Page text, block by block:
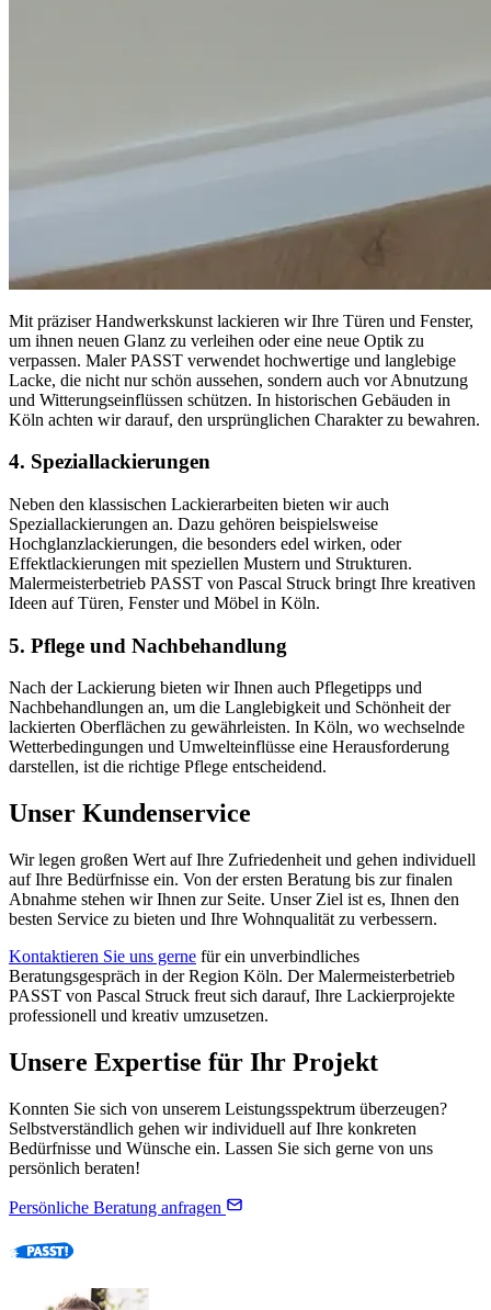
Mit präziser Handwerkskunst lackieren wir Ihre Türen und Fenster,
um ihnen neuen Glanz zu verleihen oder eine neue Optik zu
verpassen. Maler PASST verwendet hochwertige und langlebige
Lacke, die nicht nur schön aussehen, sondern auch vor Abnutzung
und Witterungseinflüssen schützen. In historischen Gebäuden in
Köln achten wir darauf, den ursprünglichen Charakter zu bewahren.
4. Speziallackierungen
Neben den klassischen Lackierarbeiten bieten wir auch
Speziallackierungen an. Dazu gehören beispielsweise
Hochglanzlackierungen, die besonders edel wirken, oder
Effektlackierungen mit speziellen Mustern und Strukturen.
Malermeisterbetrieb PASST von Pascal Struck bringt Ihre kreativen
Ideen auf Türen, Fenster und Möbel in Köln.
5. Pflege und Nachbehandlung
Nach der Lackierung bieten wir Ihnen auch Pflegetipps und
Nachbehandlungen an, um die Langlebigkeit und Schönheit der
lackierten Oberflächen zu gewährleisten. In Köln, wo wechselnde
Wetterbedingungen und Umwelteinflüsse eine Herausforderung
darstellen, ist die richtige Pflege entscheidend.
Unser Kundenservice
Wir legen großen Wert auf Ihre Zufriedenheit und gehen individuell
auf Ihre Bedürfnisse ein. Von der ersten Beratung bis zur finalen
Abnahme stehen wir Ihnen zur Seite. Unser Ziel ist es, Ihnen den
besten Service zu bieten und Ihre Wohnqualität zu verbessern.
Kontaktieren Sie uns gerne für ein unverbindliches
Beratungsgespräch in der Region Köln. Der Malermeisterbetrieb
PASST von Pascal Struck freut sich darauf, Ihre Lackierprojekte
professionell und kreativ umzusetzen.
Unsere Expertise für Ihr Projekt
Konnten Sie sich von unserem Leistungsspektrum überzeugen?
Selbstverständlich gehen wir individuell auf Ihre konkreten
Bedürfnisse und Wünsche ein. Lassen Sie sich gerne von uns
persönlich beraten!
Persönliche Beratung anfragen